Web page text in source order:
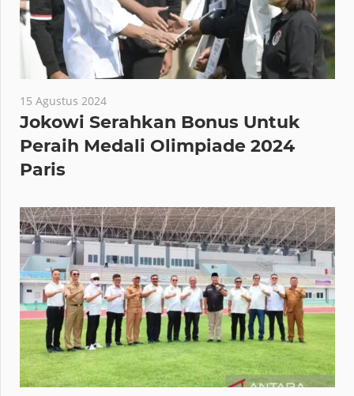
15 Agustus 2024
Jokowi Serahkan Bonus Untuk
Peraih Medali Olimpiade 2024
Paris